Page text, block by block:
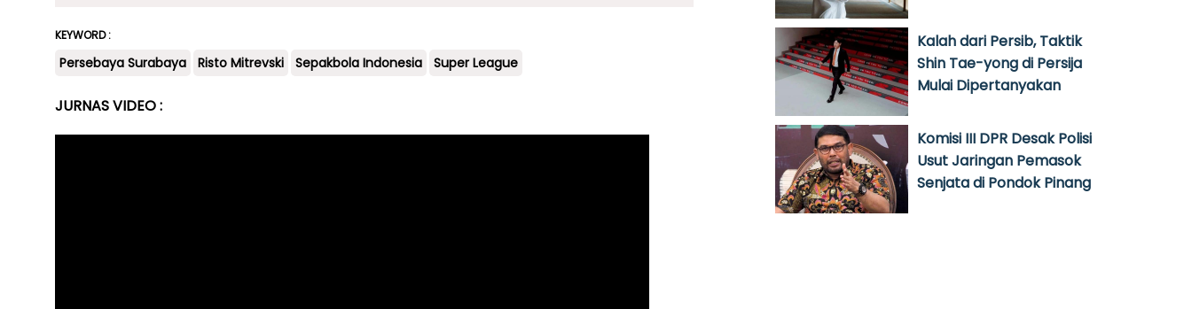
KEYWORD :
Persebaya Surabaya Risto Mitrevski Sepakbola Indonesia Super League
JURNAS VIDEO :
Kalah dari Persib, Taktik
Shin Tae-yong di Persija
Mulai Dipertanyakan
Komisi III DPR Desak Polisi
Usut Jaringan Pemasok
Senjata di Pondok Pinang